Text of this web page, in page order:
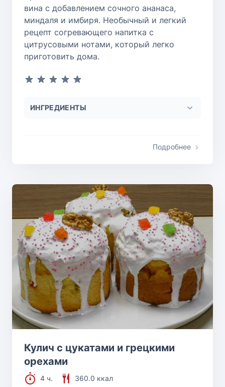
вина с добавлением сочного ананаса,
миндаля и имбиря. Необычный и легкий
рецепт согревающего напитка с
цитрусовыми нотами, который легко
приготовить дома.
ИНГРЕДИЕНТЫ
Подробнее
Кулич с цукатами и грецкими
орехами
4 ч. 360.0 ккал